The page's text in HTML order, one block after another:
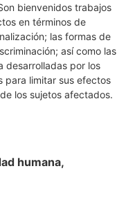
bienvenidos trabajos
en términos de
las formas de
así como las
desarrolladas por los
para limitar sus efectos
los sujetos afectados.
humana,